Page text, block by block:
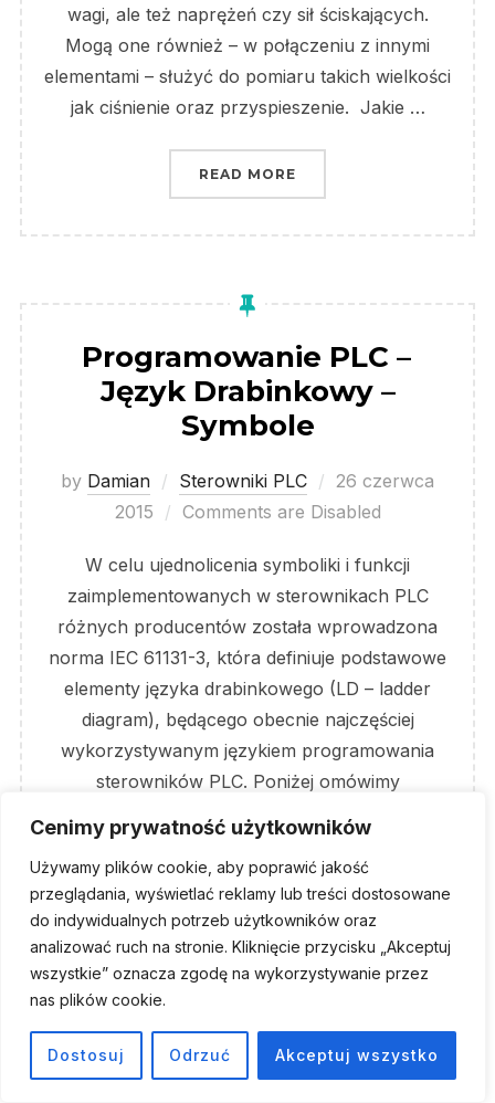
Cenimy prywatność użytkowników
Używamy plików cookie, aby poprawić jakość
przeglądania, wyświetlać reklamy lub treści dostosowane
do indywidualnych potrzeb użytkowników oraz
analizować ruch na stronie. Kliknięcie przycisku „Akceptuj
wszystkie” oznacza zgodę na wykorzystywanie przez
nas plików cookie.
Dostosuj Odrzuć Akceptuj wszystko
wagi, ale też naprężeń czy sił ściskających.
Mogą one również – w połączeniu z innymi
elementami – służyć do pomiaru takich wielkości
jak ciśnienie oraz przyspieszenie. Jakie …
READ MORE „CZUJNIKI
Programowanie PLC –
Język Drabinkowy –
Symbole
by Damian Sterowniki PLC
Posted
on
26 czerwca
2015
Comments are Disabled
W celu ujednolicenia symboliki i funkcji
zaimplementowanych w sterownikach PLC
różnych producentów została wprowadzona
norma IEC 61131-3, która definiuje podstawowe
elementy języka drabinkowego (LD – ladder
diagram), będącego obecnie najczęściej
wykorzystywanym językiem programowania
sterowników PLC. Poniżej omówimy
Drabinkowy – Styki Symbole i opis styków
dostępnych w języku drabinkowym. Styk
Normalnie …
READ MORE„PROGRAMOWANIE